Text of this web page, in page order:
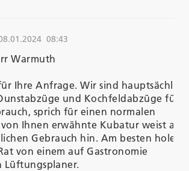
08:43
Warmuth
Ihre Anfrage. Wir sind hauptsächlich
und Kochfeldabzüge für
sprich für einen normalen
Ihnen erwähnte Kubatur weist auf
Gebrauch hin. Am besten holen
von einem auf Gastronomie
Lüftungsplaner.